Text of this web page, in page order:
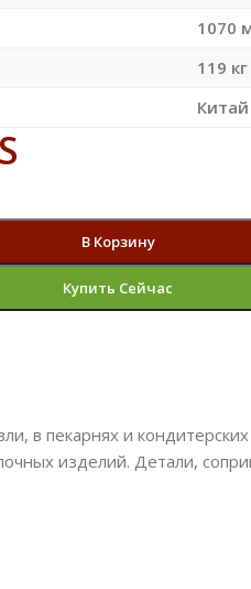
1070
119 кг
Китай
В Корзину
Купить Сейчас
в пекарнях и кондитерских
изделий. Детали,